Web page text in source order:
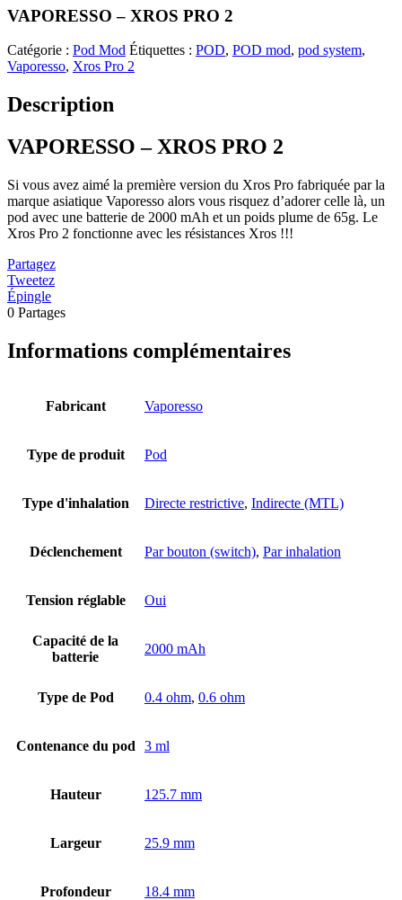
VAPORESSO – XROS PRO 2
Catégorie : Pod Mod Étiquettes : POD, POD mod, pod system,
Vaporesso, Xros Pro 2
Description
VAPORESSO – XROS PRO 2
Si vous avez aimé la première version du Xros Pro fabriquée par la
marque asiatique Vaporesso alors vous risquez d’adorer celle là, un
pod avec une batterie de 2000 mAh et un poids plume de 65g. Le
Xros Pro 2 fonctionne avec les résistances Xros !!!
Partagez
Tweetez
Épingle
0 Partages
Informations complémentaires
Fabricant Vaporesso
Type de produit Pod
Type d'inhalation Directe restrictive, Indirecte (MTL)
Déclenchement Par bouton (switch), Par inhalation
Tension réglable Oui
Capacité de la
batterie
2000 mAh
Type de Pod 0.4 ohm, 0.6 ohm
Contenance du pod 3 ml
Hauteur 125.7 mm
Largeur 25.9 mm
Profondeur 18.4 mm